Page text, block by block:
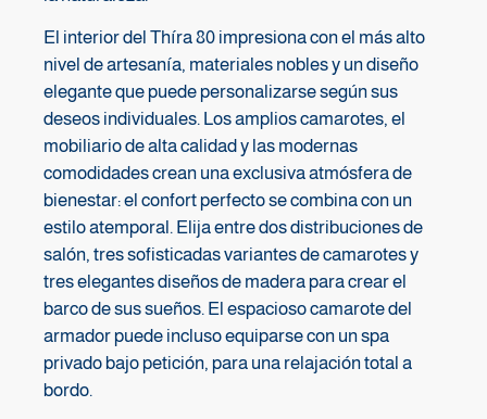
El interior del Thíra 80 impresiona con el más alto
nivel de artesanía, materiales nobles y un diseño
elegante que puede personalizarse según sus
deseos individuales. Los amplios camarotes, el
mobiliario de alta calidad y las modernas
comodidades crean una exclusiva atmósfera de
bienestar: el confort perfecto se combina con un
estilo atemporal. Elija entre dos distribuciones de
salón, tres sofisticadas variantes de camarotes y
tres elegantes diseños de madera para crear el
barco de sus sueños. El espacioso camarote del
armador puede incluso equiparse con un spa
privado bajo petición, para una relajación total a
bordo.